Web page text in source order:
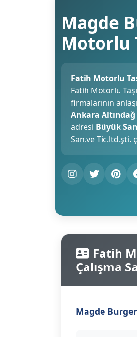
Magde
Motorlu
Fatih Motorlu
Fatih Motorlu
firmalarının
Ankara Altındağ
adresi Büyük
San.ve Tic.ltd.şti.
Fatih
Çalışma
Magde